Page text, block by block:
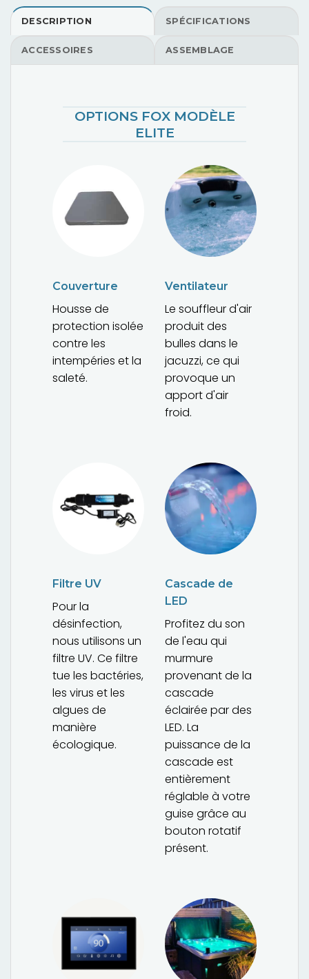
DESCRIPTION SPÉCIFICATIONS
ACCESSOIRES ASSEMBLAGE
OPTIONS FOX MODÈLE
ELITE
Couverture
Housse de
protection isolée
contre les
intempéries et la
saleté.
Ventilateur
Le souffleur d'air
produit des
bulles dans le
jacuzzi, ce qui
provoque un
apport d'air
froid.
Filtre UV
Pour la
désinfection,
nous utilisons un
filtre UV. Ce filtre
tue les bactéries,
les virus et les
algues de
manière
écologique.
Cascade de
LED
Profitez du son
de l'eau qui
murmure
provenant de la
cascade
éclairée par des
LED. La
puissance de la
cascade est
entièrement
réglable à votre
guise grâce au
bouton rotatif
présent.